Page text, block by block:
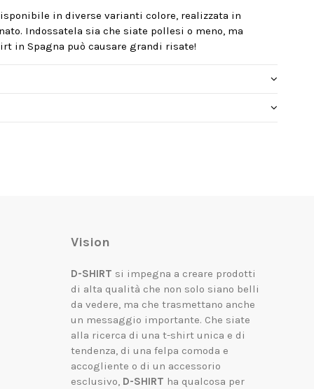
in diverse varianti colore, realizzata in
Indossatela sia che siate pollesi o meno, ma
in Spagna può causare grandi risate!
Vision
D-SHIRT si impegna a creare prodotti
di alta qualità che non solo siano belli
da vedere, ma che trasmettano anche
un messaggio importante. Che siate
alla ricerca di una t-shirt unica e di
tendenza, di una felpa comoda e
accogliente o di un accessorio
esclusivo, D-SHIRT ha qualcosa per